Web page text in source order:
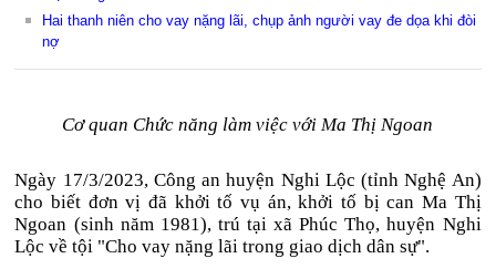
Hai thanh niên cho vay nặng lãi, chụp ảnh người vay đe dọa khi đòi
nợ
Cơ quan Chức năng làm việc với Ma Thị Ngoan
Ngày 17/3/2023, Công an huyện Nghi Lộc (tỉnh Nghệ An)
cho biết đơn vị đã khởi tố vụ án, khởi tố bị can Ma Thị
Ngoan (sinh năm 1981), trú tại xã Phúc Thọ, huyện Nghi
Lộc về tội "Cho vay nặng lãi trong giao dịch dân sự".